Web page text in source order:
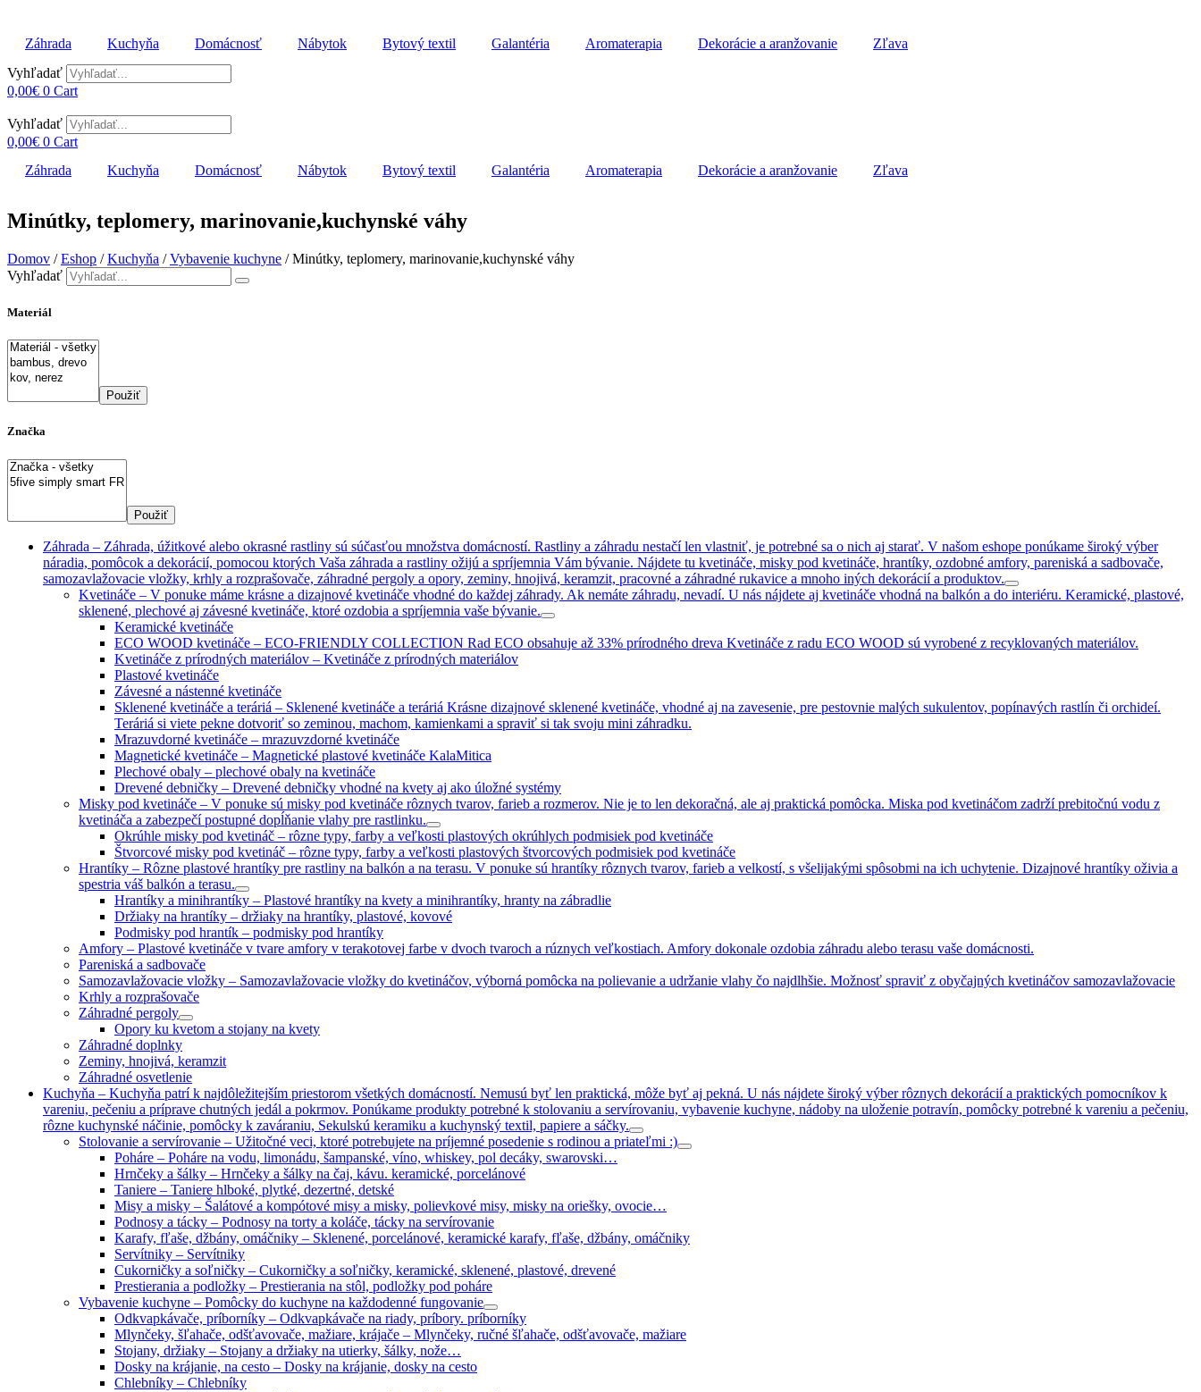
obsahZáhrada Kuchyňa Domácnosť Nábytok Bytový textil Galantéria Aromaterapia Dekorácie a aranžovanie
Zľava
Vyhľadať
0,00€ 0 Cart
Vyhľadať
0,00€ 0 Cart
Záhrada
Kuchyňa Domácnosť Nábytok Bytový textil Galantéria Aromaterapia Dekorácie a aranžovanie Zľava
Minútky, teplomery, marinovanie,kuchynské váhy
Domov /Eshop /Kuchyňa /Vybavenie kuchyne / Minútky, teplomery, marinovanie,kuchynské váhy
Vyhľadať
Materiál
Použiť
Značka
Použiť
Záhrada – Záhrada, úžitkové alebo okrasné rastliny sú súčasťou množstva domácností. Rastliny a záhradu nestačí len vlastniť, je potrebné sa o nich aj starať. V našom eshope ponúkame široký výber
náradia, pomôcok a dekorácií, pomocou ktorých Vaša záhrada a rastliny ožijú a spríjemnia Vám bývanie. Nájdete tu kvetináče, misky pod kvetináče, hrantíky, ozdobné amfory, pareniská a sadbovače,
samozavlažovacie vložky, krhly a rozprašovače, záhradné pergoly a opory, zeminy, hnojivá, keramzit, pracovné a záhradné rukavice a mnoho iných dekorácií a produktov.
Kvetináče – V ponuke máme krásne a dizajnové kvetináče vhodné do každej záhrady. Ak nemáte záhradu, nevadí. U nás nájdete aj kvetináče vhodná na balkón a do interiéru. Keramické, plastové,
sklenené, plechové aj závesné kvetináče, ktoré ozdobia a spríjemnia vaše bývanie.
Keramické kvetináče
ECO WOOD kvetináče – ECO-FRIENDLY COLLECTION Rad ECO obsahuje až 33% prírodného dreva Kvetináče z radu ECO WOOD sú vyrobené z recyklovaných materiálov.
Kvetináče z prírodných materiálov – Kvetináče z prírodných materiálov
Plastové kvetináče
Závesné a nástenné kvetináče
Sklenené kvetináče a teráriá – Sklenené kvetináče a teráriá Krásne dizajnové sklenené kvetináče, vhodné aj na zavesenie, pre pestovnie malých sukulentov, popínavých rastlín či orchideí.
Teráriá si viete pekne dotvoriť so zeminou, machom, kamienkami a spraviť si tak svoju mini záhradku.
Mrazuvdorné kvetináče – mrazuvzdorné kvetináče
Magnetické kvetináče – Magnetické plastové kvetináče KalaMitica
Plechové obaly – plechové obaly na kvetináče
Drevené debničky – Drevené debničky vhodné na kvety aj ako úložné systémy
Misky pod kvetináče – V ponuke sú misky pod kvetináče rôznych tvarov, farieb a rozmerov. Nie je to len dekoračná, ale aj praktická pomôcka. Miska pod kvetináčom zadrží prebitočnú vodu z
kvetináča a zabezpečí postupné dopĺňanie vlahy pre rastlinku.
Okrúhle misky pod kvetináč – rôzne typy, farby a veľkosti plastových okrúhlych podmisiek pod kvetináče
Štvorcové misky pod kvetináč – rôzne typy, farby a veľkosti plastových štvorcových podmisiek pod kvetináče
Hrantíky – Rôzne plastové hrantíky pre rastliny na balkón a na terasu. V ponuke sú hrantíky rôznych tvarov, farieb a velkostí, s všelijakými spôsobmi na ich uchytenie. Dizajnové hrantíky oživia a
spestria váš balkón a terasu.
Hrantíky a minihrantíky – Plastové hrantíky na kvety a minihrantíky, hranty na zábradlie
Držiaky na hrantíky – držiaky na hrantíky, plastové, kovové
Podmisky pod hrantík – podmisky pod hrantíky
Amfory – Plastové kvetináče v tvare amfory v terakotovej farbe v dvoch tvaroch a rúznych veľkostiach. Amfory dokonale ozdobia záhradu alebo terasu vaše domácnosti.
Pareniská a sadbovače
Samozavlažovacie vložky – Samozavlažovacie vložky do kvetináčov, výborná pomôcka na polievanie a udržanie vlahy čo najdlhšie. Možnosť spraviť z obyčajných kvetináčov samozavlažovacie
Krhly a rozprašovače
Záhradné pergoly
Opory ku kvetom a stojany na kvety
Záhradné doplnky
Zeminy, hnojivá, keramzit
Záhradné osvetlenie
Kuchyňa – Kuchyňa patrí k najdôležitejším priestorom všetkých domácností. Nemusú byť len praktická, môže byť aj pekná. U nás nájdete široký výber rôznych dekorácií a praktických pomocníkov k
vareniu, pečeniu a príprave chutných jedál a pokrmov. Ponúkame produkty potrebné k stolovaniu a servírovaniu, vybavenie kuchyne, nádoby na uloženie potravín, pomôcky potrebné k vareniu a pečeniu,
rôzne kuchynské náčinie, pomôcky k zaváraniu, Sekulskú keramiku a kuchynský textil, papiere a sáčky.
Stolovanie a servírovanie – Užitočné veci, ktoré potrebujete na príjemné posedenie s rodinou a priateľmi :)
Poháre – Poháre na vodu, limonádu, šampanské, víno, whiskey, pol decáky, swarovski…
Hrnčeky a šálky – Hrnčeky a šálky na čaj, kávu. keramické, porcelánové
Taniere – Taniere hlboké, plytké, dezertné, detské
Misy a misky – Šalátové a kompótové misy a misky, polievkové misy, misky na oriešky, ovocie…
Podnosy a tácky – Podnosy na torty a koláče, tácky na servírovanie
Karafy, fľaše, džbány, omáčniky – Sklenené, porcelánové, keramické karafy, fľaše, džbány, omáčniky
Servítniky – Servítniky
Cukorničky a soľničky – Cukorničky a soľničky, keramické, sklenené, plastové, drevené
Prestierania a podložky – Prestierania na stôl, podložky pod poháre
Vybavenie kuchyne – Pomôcky do kuchyne na každodenné fungovanie
Odkvapkávače, príborníky – Odkvapkávače na riady, príbory. príborníky
Mlynčeky, šľahače, odšťavovače, mažiare, krájače – Mlynčeky, ručné šľahače, odšťavovače, mažiare
Stojany, držiaky – Stojany a držiaky na utierky, šálky, nože…
Dosky na krájanie, na cesto – Dosky na krájanie, dosky na cesto
Chlebníky – Chlebníky